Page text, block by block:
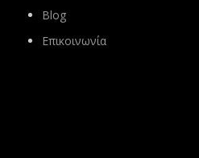
Blog
Επικοινωνία